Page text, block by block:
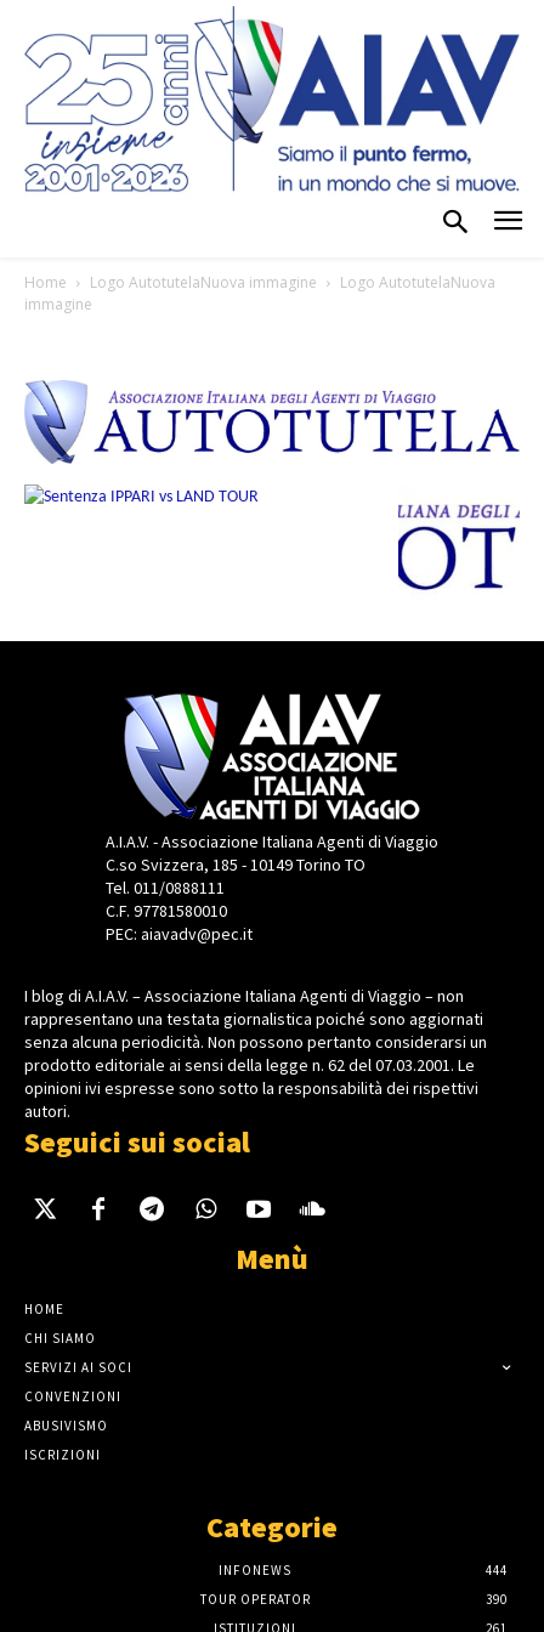
Home Logo AutotutelaNuova immagine
Logo AutotutelaNuova
immagine
A.I.A.V. - Associazione Italiana Agenti di Viaggio
C.so Svizzera, 185 - 10149 Torino TO
Tel. 011/0888111
C.F. 97781580010
PEC: aiavadv@pec.it
I blog di A.I.A.V. – Associazione Italiana Agenti di Viaggio – non
rappresentano una testata giornalistica poiché sono aggiornati
senza alcuna periodicità. Non possono pertanto considerarsi un
prodotto editoriale ai sensi della legge n. 62 del 07.03.2001. Le
opinioni ivi espresse sono sotto la responsabilità dei rispettivi
autori.
Seguici sui social
Menù
HOME
CHI SIAMO
SERVIZI AI SOCI
CONVENZIONI
ABUSIVISMO
ISCRIZIONI
Categorie
INFONEWS
444
TOUR OPERATOR
390